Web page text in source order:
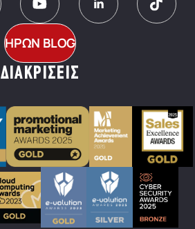
ΗΡΩΝ BLOG
ΔΙΑΚΡΙΣΕΙΣ